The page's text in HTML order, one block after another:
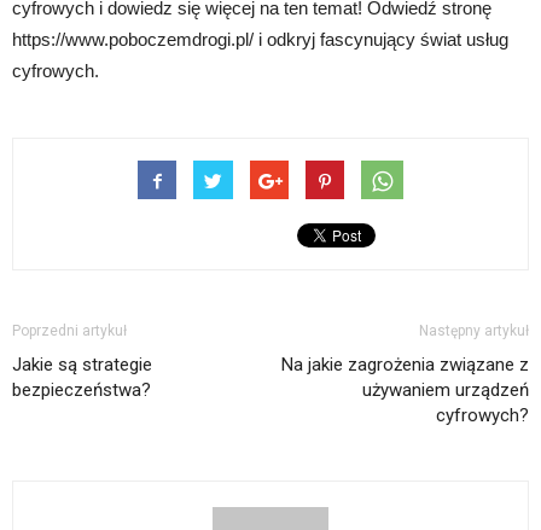
cyfrowych i dowiedz się więcej na ten temat! Odwiedź stronę
https://www.poboczemdrogi.pl/ i odkryj fascynujący świat usług
cyfrowych.
Poprzedni artykuł
Jakie są strategie
bezpieczeństwa?
Następny artykuł
Na jakie zagrożenia związane z
używaniem urządzeń
cyfrowych?